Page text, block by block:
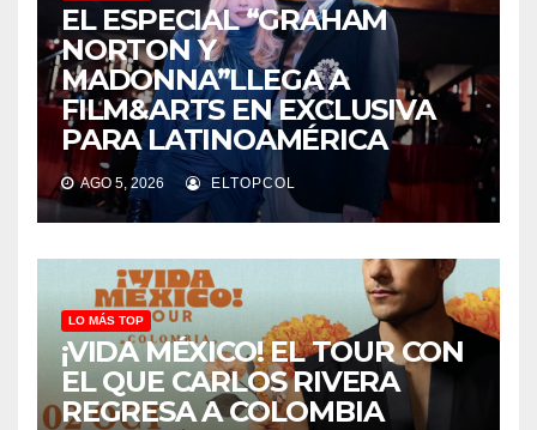
EL ESPECIAL “GRAHAM
NORTON Y
MADONNA”LLEGA A
FILM&ARTS EN EXCLUSIVA
PARA LATINOAMÉRICA
AGO 5, 2026 ELTOPCOL
LO MÁS TOP
¡VIDA MÉXICO! EL TOUR CON
EL QUE CARLOS RIVERA
REGRESA A COLOMBIA